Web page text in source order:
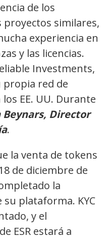
de los
similares,
experiencia en
y las licencias.
Investments,
propia red de
EE. UU. Durante
Director
.
la venta de tokens
de diciembre de
la
plataforma. KYC
y el
ESR estará a